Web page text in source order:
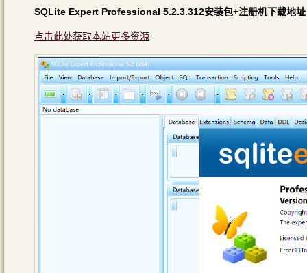
SQLite Expert Professional 5.2.3.312安装包+注册机下载地址
点击此处获取本站更多资源